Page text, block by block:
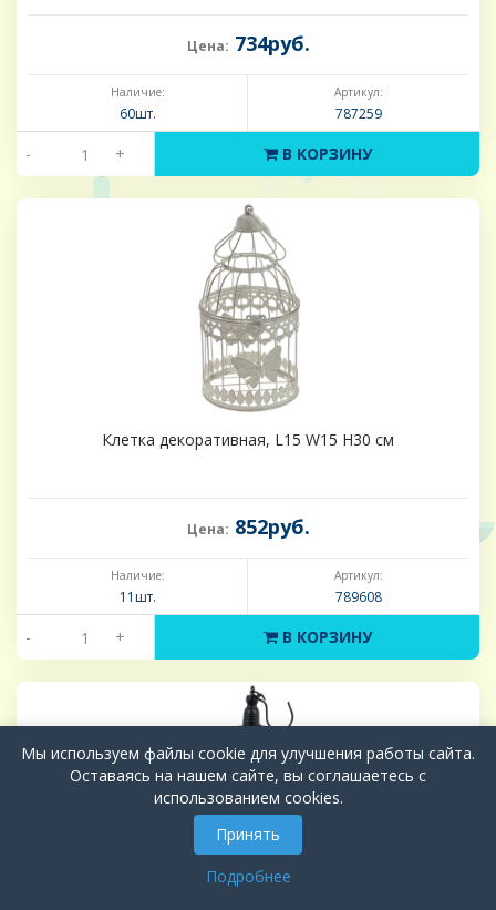
Цена: 734руб.
Наличие:
60шт.
Артикул:
787259
- + В КОРЗИНУ
Клетка декоративная, L15 W15 H30 см
Цена: 852руб.
Наличие:
11шт.
Артикул:
789608
- + В КОРЗИНУ
Мы используем файлы cookie для улучшения работы сайта.
Оставаясь на нашем сайте, вы соглашаетесь с
использованием cookies.
Принять
Подробнее